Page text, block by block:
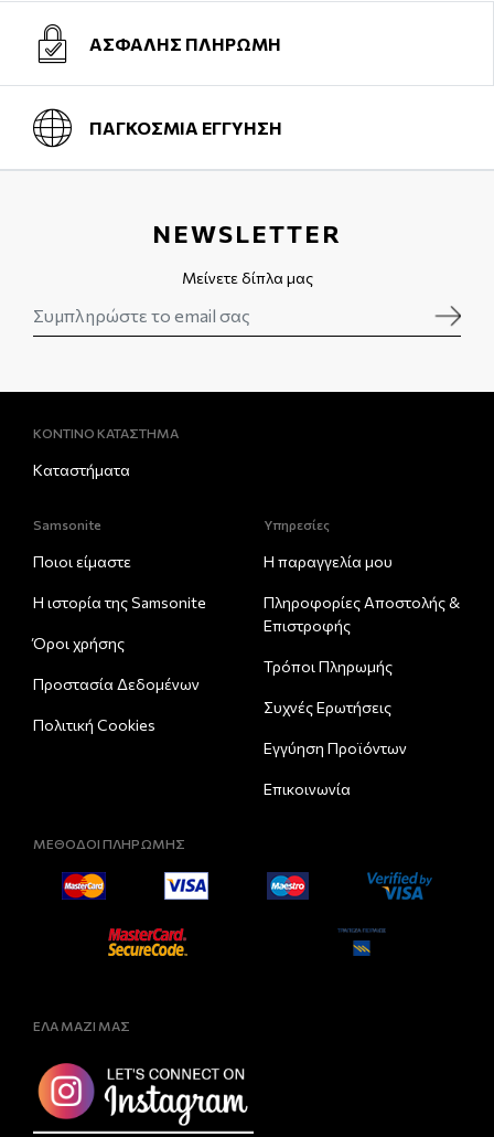
ΑΣΦΑΛΗΣ ΠΛΗΡΩΜΗ
ΠΑΓΚΟΣΜΙΑ ΕΓΓΥΗΣΗ
NEWSLETTER
Μείνετε δίπλα μας
ΚΟΝΤΙΝΟ ΚΑΤΑΣΤΗΜΑ
Καταστήματα
Samsonite
Ποιοι είμαστε
Η ιστορία της Samsonite
Όροι χρήσης
Προστασία Δεδομένων
Πολιτική Cookies
Υπηρεσίες
Η παραγγελία μου
Πληροφορίες Αποστολής &
Eπιστροφής
Τρόποι Πληρωμής
Συχνές Ερωτήσεις
Εγγύηση Προϊόντων
Επικοινωνία
ΜΕΘΟΔΟΙ ΠΛΗΡΩΜΗΣ
ΕΛΑ ΜΑΖΙ ΜΑΣ